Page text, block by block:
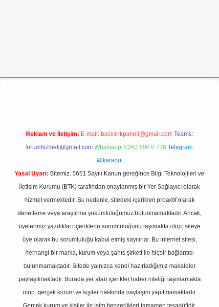
adresi
Reklam ve İletişim: E-mail: backlinkpaneli@gmail.com Teams:
forumhizmeti@gmail.com Whatsapp: 0262 606 0 726 Telegram:
@karabul
Yasal Uyarı: Sitemiz, 5651 Sayılı Kanun gereğince Bilgi Teknolojileri ve
İletişim Kurumu (BTK) tarafından onaylanmış bir Yer Sağlayıcı olarak
hizmet vermektedir. Bu nedenle, sitedeki içerikleri proaktif olarak
denetleme veya araştırma yükümlülüğümüz bulunmamaktadır. Ancak,
üyelerimiz yazdıkları içeriklerin sorumluluğunu taşımakta olup, siteye
üye olarak bu sorumluluğu kabul etmiş sayılırlar. Bu internet sitesi,
herhangi bir marka, kurum veya şahıs şirketi ile hiçbir bağlantısı
bulunmamaktadır. Sitede yalnızca kendi hazırladığımız makaleler
paylaşılmaktadır. Burada yer alan içerikler haber niteliği taşımamakta
olup, gerçek kurum ve kişiler hakkında paylaşım yapılmamaktadır.
Gerçek kurum ve kişiler ile isim benzerlikleri tamamen tesadüfidir.